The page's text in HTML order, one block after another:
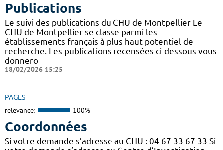
Publications
Le suivi des publications du CHU de Montpellier Le
CHU de Montpellier se classe parmi les
établissements français à plus haut potentiel de
recherche. Les publications recensées ci-dessous vous
donnero
18/02/2026 15:25
PAGES
relevance: 100%
Coordonnées
Si votre demande s’adresse au CHU : 04 67 33 67 33 Si